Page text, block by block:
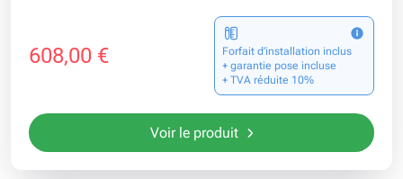
608,00 €
Forfait d’installation inclus
+ garantie pose incluse
+ TVA réduite 10%
Voir le produit